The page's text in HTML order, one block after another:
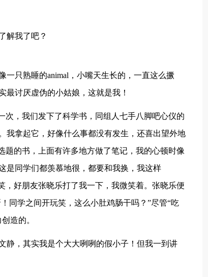
解我了吧？
只熟睡的animal，小嘴天生长的，一直这么撅
最讨厌虚伪的小姑娘，这就是我！
次，我们发下了科学书，同组人七手八脚吧心仪的
我拿起它，好像什么事都没有发生，还喜出望外地
题的书，上面有许多地方做了笔记，我的心顿时像
是同学们都羡慕地很，都要和我换，我这样
，好朋友张晓乐打了我一下，我微笑着。张晓乐便
同学之间开玩笑，这么小肚鸡肠干吗？”尽管“吃
造的。
静，其实我是个大大咧咧的假小子！但我一到讲